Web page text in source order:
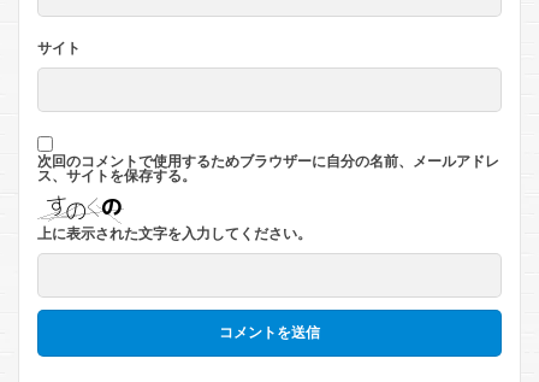
サイト
次回のコメントで使用するためブラウザーに自分の名前、メールアドレ
ス、サイトを保存する。
上に表示された文字を入力してください。